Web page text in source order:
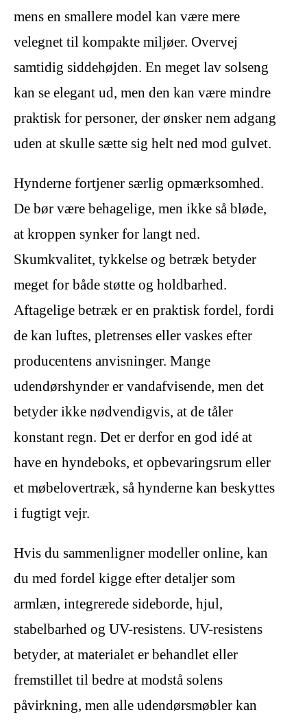
mens en smallere model kan være mere
velegnet til kompakte miljøer. Overvej
samtidig siddehøjden. En meget lav solseng
kan se elegant ud, men den kan være mindre
praktisk for personer, der ønsker nem adgang
uden at skulle sætte sig helt ned mod gulvet.
Hynderne fortjener særlig opmærksomhed.
De bør være behagelige, men ikke så bløde,
at kroppen synker for langt ned.
Skumkvalitet, tykkelse og betræk betyder
meget for både støtte og holdbarhed.
Aftagelige betræk er en praktisk fordel, fordi
de kan luftes, pletrenses eller vaskes efter
producentens anvisninger. Mange
udendørshynder er vandafvisende, men det
betyder ikke nødvendigvis, at de tåler
konstant regn. Det er derfor en god idé at
have en hyndeboks, et opbevaringsrum eller
et møbelovertræk, så hynderne kan beskyttes
i fugtigt vejr.
Hvis du sammenligner modeller online, kan
du med fordel kigge efter detaljer som
armlæn, integrerede sideborde, hjul,
stabelbarhed og UV-resistens. UV-resistens
betyder, at materialet er behandlet eller
fremstillet til bedre at modstå solens
påvirkning, men alle udendørsmøbler kan